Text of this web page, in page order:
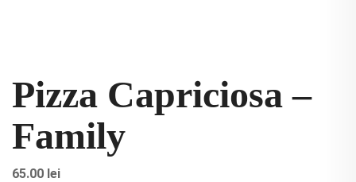
Pizza Capriciosa –
Family
65.00 lei